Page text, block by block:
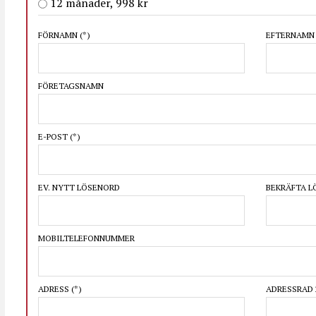
FÖRNAMN (*) EFTERNAMN
FÖRETAGSNAMN
E-POST (*)
EV. NYTT LÖSENORD BEKRÄFTA
MOBILTELEFONNUMMER
ADRESS (*) ADRESSRAD